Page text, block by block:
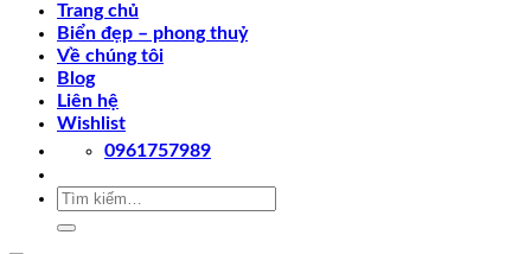
Trang chủ
Biển đẹp – phong thuỷ
Về chúng tôi
Blog
Liên hệ
Wishlist
0961757989
Tìm